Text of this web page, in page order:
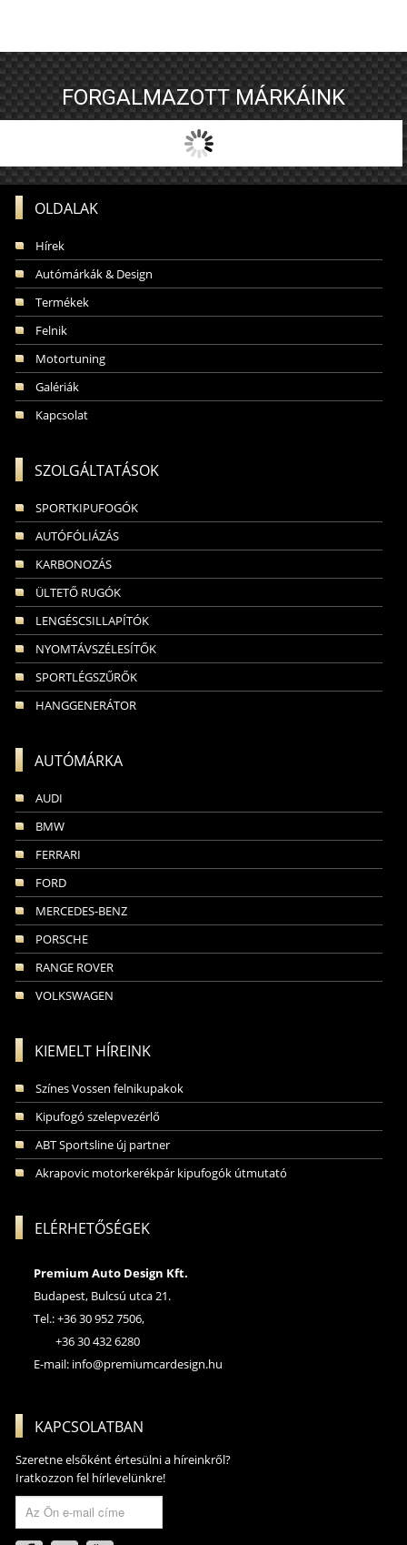
FORGALMAZOTT MÁRKÁINK
OLDALAK
Hírek
Autómárkák & Design
Termékek
Felnik
Motortuning
Galériák
Kapcsolat
SZOLGÁLTATÁSOK
SPORTKIPUFOGÓK
AUTÓFÓLIÁZÁS
KARBONOZÁS
ÜLTETŐ RUGÓK
LENGÉSCSILLAPÍTÓK
NYOMTÁVSZÉLESÍTŐK
SPORTLÉGSZŰRŐK
HANGGENERÁTOR
AUTÓMÁRKA
AUDI
BMW
FERRARI
FORD
MERCEDES-BENZ
PORSCHE
RANGE ROVER
VOLKSWAGEN
KIEMELT HÍREINK
Színes Vossen felnikupakok
Kipufogó szelepvezérlő
ABT Sportsline új partner
Akrapovic motorkerékpár kipufogók útmutató
ELÉRHETŐSÉGEK
Premium Auto Design Kft.
Budapest, Bulcsú utca 21.
Tel.: +36 30 952 7506,
+36 30 432 6280
E-mail: info@premiumcardesign.hu
KAPCSOLATBAN
Szeretne elsőként értesülni a híreinkről?
Iratkozzon fel hírlevelünkre!